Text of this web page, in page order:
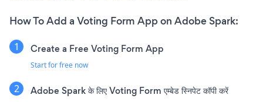
How To Add a Voting Form App on Adobe Spark:
Create a Free Voting Form App
Start for free now
Adobe Spark के लिए Voting Form एम्बेड स्निपेट कॉपी करें